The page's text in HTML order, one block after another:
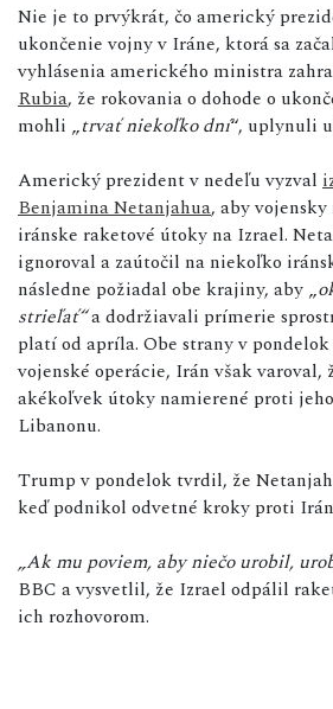
Nie je to prvýkrát, čo americký
ukončenie vojny v Iráne, ktorá sa
vyhlásenia amerického ministra
Rubia, že rokovania o dohode o
mohli „trvať niekoľko dní“, uplynuli
Americký prezident v nedeľu vyzval
Benjamina Netanjahua, aby
iránske raketové útoky na Izrael.
ignoroval a zaútočil na niekoľko
následne požiadal obe krajiny, aby „
strieľať“a dodržiavali prímerie
platí od apríla. Obe strany v
vojenské operácie, Irán však varoval,
akékoľvek útoky namierené proti
Libanonu.
Trump v pondelok tvrdil, že
keď podnikol odvetné kroky proti
„Ak mu poviem, aby niečo urobil,
BBC a vysvetlil, že Izrael odpálil
ich rozhovorom.